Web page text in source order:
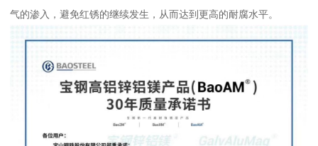
气的渗入，避免红锈的继续发生，从而达到更高的耐腐水平。